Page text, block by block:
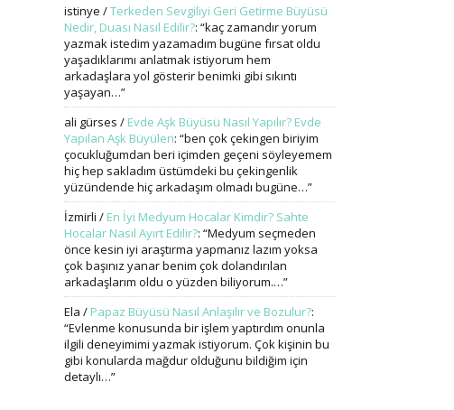
istinye /Terkeden Sevgiliyi Geri Getirme Büyüsü
Nedir, Duası Nasıl Edilir?: “kaç zamandır yorum
yazmak istedim yazamadım bugüne fırsat oldu
yaşadıklarımı anlatmak istiyorum hem
arkadaşlara yol gösterir benimki gibi sıkıntı
yaşayan…”
ali gürses / Evde Aşk Büyüsü Nasıl Yapılır? Evde
Yapılan Aşk Büyüleri: “ben çok çekingen biriyim
çocukluğumdan beri içimden geçeni söyleyemem
hiç hep sakladım üstümdeki bu çekingenlik
yüzündende hiç arkadaşım olmadı bugüne…”
İzmirli / En İyi Medyum Hocalar Kimdir? Sahte
Hocalar Nasıl Ayırt Edilir?: “Medyum seçmeden
önce kesin iyi araştırma yapmanız lazım yoksa
çok başınız yanar benim çok dolandırılan
arkadaşlarım oldu o yüzden biliyorum.…”
Ela / Papaz Büyüsü Nasıl Anlaşılır ve Bozulur?:
“Evlenme konusunda bir işlem yaptırdım onunla
ilgili deneyimimi yazmak istiyorum. Çok kişinin bu
gibi konularda mağdur olduğunu bildiğim için
detaylı…”